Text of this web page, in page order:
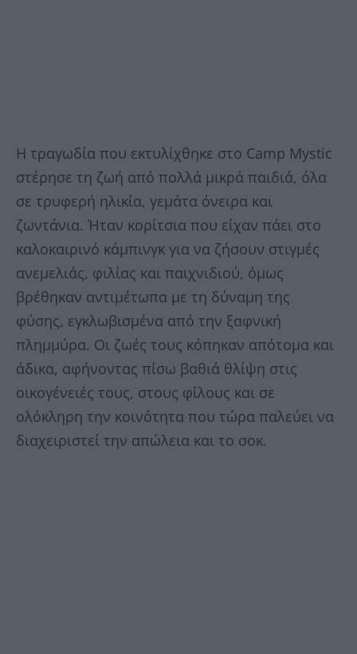
Η τραγωδία που εκτυλίχθηκε στο Camp Mystic
στέρησε τη ζωή από πολλά μικρά παιδιά, όλα
σε τρυφερή ηλικία, γεμάτα όνειρα και
ζωντάνια. Ήταν κορίτσια που είχαν πάει στο
καλοκαιρινό κάμπινγκ για να ζήσουν στιγμές
ανεμελιάς, φιλίας και παιχνιδιού, όμως
βρέθηκαν αντιμέτωπα με τη δύναμη της
φύσης, εγκλωβισμένα από την ξαφνική
πλημμύρα. Οι ζωές τους κόπηκαν απότομα και
άδικα, αφήνοντας πίσω βαθιά θλίψη στις
οικογένειές τους, στους φίλους και σε
ολόκληρη την κοινότητα που τώρα παλεύει να
διαχειριστεί την απώλεια και το σοκ.